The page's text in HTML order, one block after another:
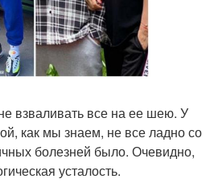
взваливать все на ее шею. У
как мы знаем, не все ладно со
болезней было. Очевидно,
усталость.